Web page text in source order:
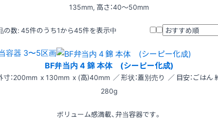
135mm, 高さ：40〜50mm
の数: 45件のうち1から45件を表示中
容器 3〜5区画
BF弁当内 4 錦 本体 (シーピー化成)
寸：200mm x 130mm x (高)40mm ／ 形状：蓋別売り ／ 目安：ごはん
280g
ボリューム感満載、弁当容器です。